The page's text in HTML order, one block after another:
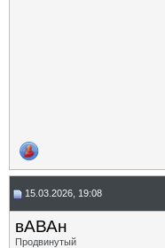
15.03.2026, 19:08
вАВАн
Продвинутый